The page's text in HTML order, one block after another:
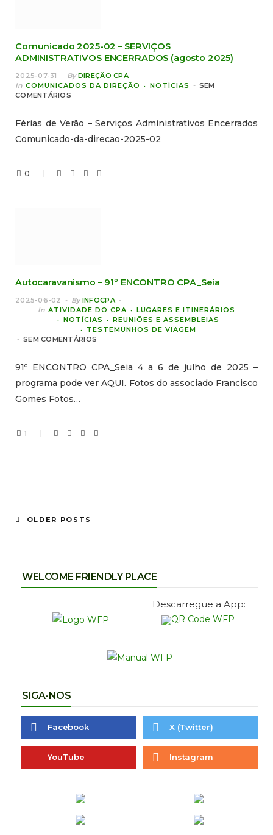
Comunicado 2025-02 – SERVIÇOS
ADMINISTRATIVOS ENCERRADOS (agosto 2025)
2025-07-31 By DIREÇÃO CPA
In COMUNICADOS DA DIREÇÃO NOTÍCIAS
SEM
COMENTÁRIOS
Férias de Verão – Serviços Administrativos Encerrados
Comunicado-da-direcao-2025-02
0
Autocaravanismo – 91º ENCONTRO CPA_Seia
2025-06-02 By INFOCPA
In ATIVIDADE DO CPA
LUGARES E ITINERÁRIOS
NOTÍCIAS
REUNIÕES E ASSEMBLEIAS
TESTEMUNHOS DE VIAGEM
SEM COMENTÁRIOS
91º ENCONTRO CPA_Seia 4 a 6 de julho de 2025 –
programa pode ver AQUI. Fotos do associado Francisco
Gomes Fotos…
1
OLDER POSTS
WELCOME FRIENDLY PLACE
Descarregue a App:
SIGA-NOS
Facebook X (Twitter)
YouTube Instagram